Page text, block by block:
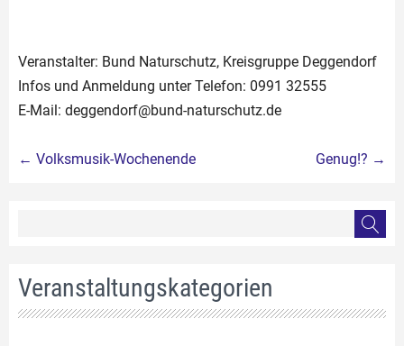
Veranstalter: Bund Naturschutz, Kreisgruppe Deggendorf
Infos und Anmeldung unter Telefon: 0991 32555
E-Mail: deggendorf@bund-naturschutz.de
Beitragsnavigation
← Volksmusik-Wochenende Genug!? →
Veranstaltungskategorien